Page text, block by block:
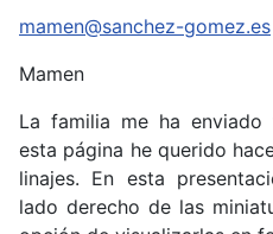
mamen@sanchez-gomez.es
Mamen
La familia me ha
esta página he querido
linajes. En esta
lado derecho de las